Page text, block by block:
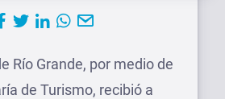
Río Grande, por medio de
de Turismo, recibió a